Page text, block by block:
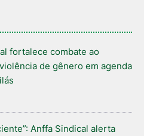
fortalece combate ao
de gênero em agenda
Anffa Sindical alerta